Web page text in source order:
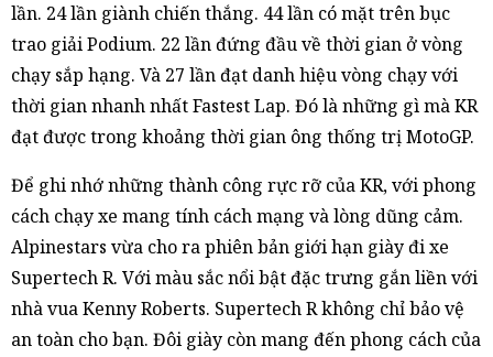
lần. 24 lần giành chiến thắng. 44 lần có mặt trên bục
trao giải Podium. 22 lần đứng đầu về thời gian ở vòng
chạy sắp hạng. Và 27 lần đạt danh hiệu vòng chạy với
thời gian nhanh nhất Fastest Lap. Đó là những gì mà KR
đạt được trong khoảng thời gian ông thống trị MotoGP.
Để ghi nhớ những thành công rực rỡ của KR, với phong
cách chạy xe mang tính cách mạng và lòng dũng cảm.
Alpinestars vừa cho ra phiên bản giới hạn giày đi xe
Supertech R. Với màu sắc nổi bật đặc trưng gắn liền với
nhà vua Kenny Roberts. Supertech R không chỉ bảo vệ
an toàn cho bạn. Đôi giày còn mang đến phong cách của